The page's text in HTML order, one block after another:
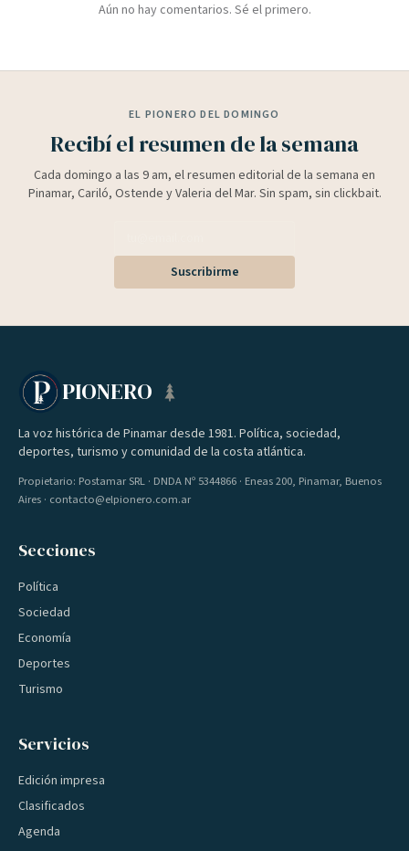
Aún no hay comentarios. Sé el primero.
EL PIONERO DEL DOMINGO
Recibí el resumen de la semana
Cada domingo a las 9 am, el resumen editorial de la semana en
Pinamar, Cariló, Ostende y Valeria del Mar. Sin spam, sin clickbait.
Suscribirme
PIONERO
La voz histórica de Pinamar desde 1981. Política, sociedad,
deportes, turismo y comunidad de la costa atlántica.
Propietario: Postamar SRL · DNDA Nº 5344866 · Eneas 200, Pinamar, Buenos
Aires · contacto@elpionero.com.ar
Secciones
Política
Sociedad
Economía
Deportes
Turismo
Servicios
Edición impresa
Clasificados
Agenda